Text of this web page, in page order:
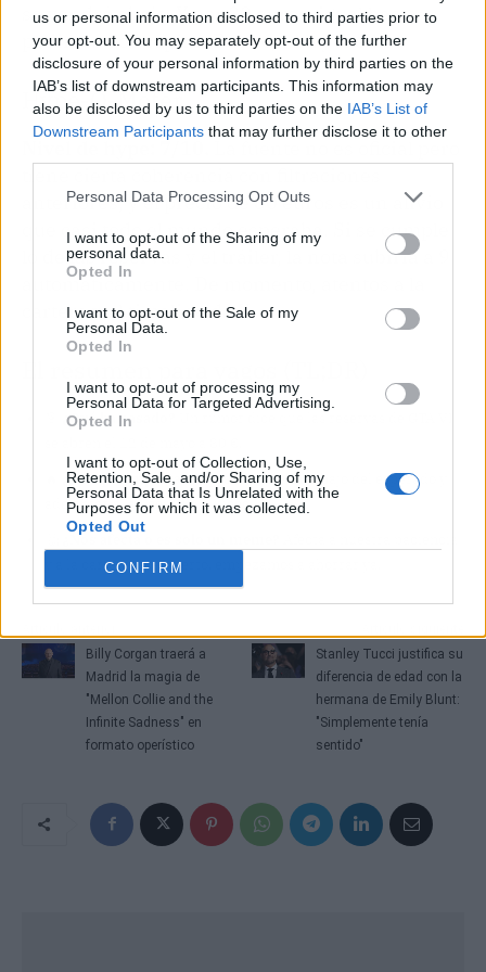
us or personal information disclosed to third parties prior to
your opt-out. You may separately opt-out of the further
disclosure of your personal information by third parties on the
IAB’s list of downstream participants. This information may
also be disclosed by us to third parties on the IAB’s List of
Downstream Participants that may further disclose it to other
Personal Data Processing Opt Outs
I want to opt-out of the Sharing of my
personal data.
Opted In
I want to opt-out of the Sale of my
Personal Data.
Opted In
I want to opt-out of processing my
Personal Data for Targeted Advertising.
Opted In
I want to opt-out of Collection, Use,
Retention, Sale, and/or Sharing of my
Personal Data that Is Unrelated with the
Purposes for which it was collected.
Opted Out
CONFIRM
se vendrá abajo. Y por 80 euros, igual hasta
pedimos dos copias. Bueno, una y media.
Hype-O-Meter
Nivel de hype: 7/10.
La fuente no es oficial pero
anteriores, y el precio de 80 euros es un alivio
que casi todo el mundo esperaba. Si se cumple
lo de las reservas y el tráiler, la nota subiría a 9
automáticamente. De momento, atentos a la
cartera y al timeline de X.
¿Qué ha pasado?
¿Por qué importa?El precio sería más bajo del esperado y
adelantaría la llegada del juego.
¿Nos afecta o es solo un meme?
y a la cartera; si es cierto, empezamos a ahorrar ya.
Billy Corgan traerá a
Madrid la magia de
"Mellon Collie and the
Infinite Sadness" en
formato operístico
Stanley Tucci justifica su
diferencia de edad con la
hermana de Emily Blunt:
"Simplemente tenía
sentido"